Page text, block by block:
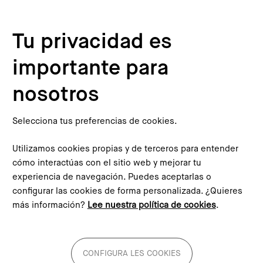
Proyectos del PEMB
Tu privacidad es
importante para
nosotros
Selecciona tus preferencias de cookies.
Utilizamos cookies propias y de terceros para entender
cómo interactúas con el sitio web y mejorar tu
experiencia de navegación. Puedes aceptarlas o
configurar las cookies de forma personalizada. ¿Quieres
más información? Lee nuestra política de cookies.
CONFIGURA LES COOKIES